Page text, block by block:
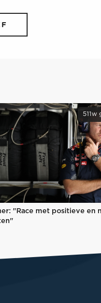
511w
"Race met positieve en